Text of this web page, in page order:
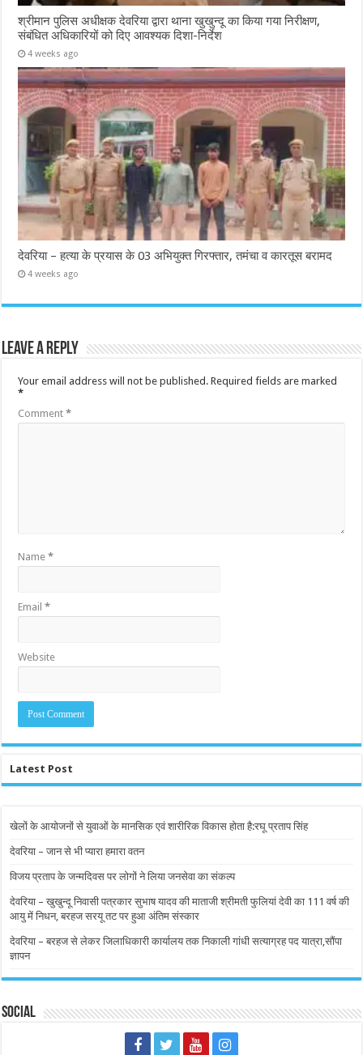
श्रीमान पुलिस अधीक्षक देवरिया द्वारा थाना खुखुन्दू का किया गया निरीक्षण,
संबंधित अधिकारियों को दिए आवश्यक दिशा-निर्देश
4 weeks ago
देवरिया – हत्या के प्रयास के 03 अभियुक्त गिरफ्तार, तमंचा व कारतूस बरामद
4 weeks ago
Leave a Reply
Your email address will not be published. Required fields are marked
*
Comment*
Name*
Email*
Website
Latest Post
खेलों के आयोजनों से युवाओं के मानसिक एवं शारीरिक विकास होता है:रघू प्रताप सिंह
देवरिया – जान से भी प्यारा हमारा वतन
विजय प्रताप के जन्मदिवस पर लोगों ने लिया जनसेवा का संकल्प
देवरिया – खुखुन्दू निवासी पत्रकार सुभाष यादव की माताजी श्रीमती फुलियां देवी का 111 वर्ष की
आयु में निधन, बरहज सरयू तट पर हुआ अंतिम संस्कार
देवरिया – बरहज से लेकर जिलाधिकारी कार्यालय तक निकाली गांधी सत्याग्रह पद यात्रा,सौंपा
ज्ञापन
Social